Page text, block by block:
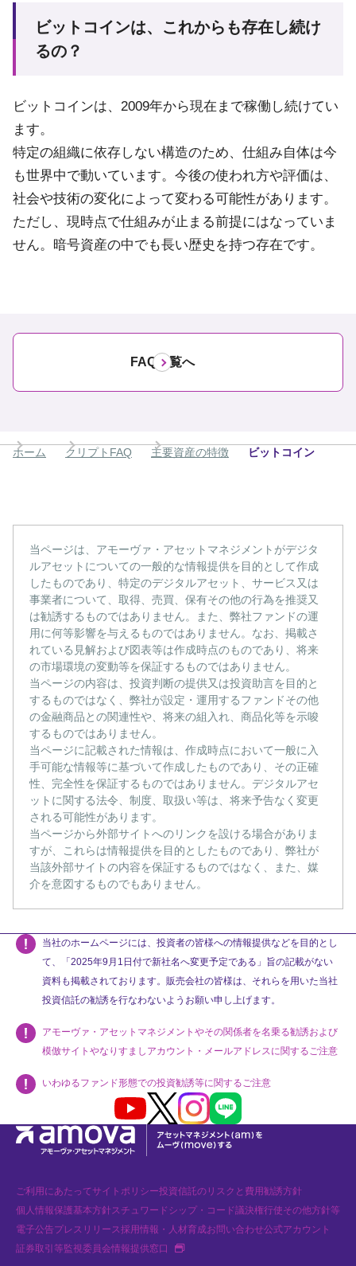
ビットコインは、これからも存在し続け
るの？
ビットコインは、2009年から現在まで稼働し続けてい
ます。
特定の組織に依存しない構造のため、仕組み自体は今
も世界中で動いています。今後の使われ方や評価は、
社会や技術の変化によって変わる可能性があります。
ただし、現時点で仕組みが止まる前提にはなっていま
せん。暗号資産の中でも長い歴史を持つ存在です。
FAQ一覧へ
ホーム クリプトFAQ 主要資産の特徴 ビットコイン
当ページは、アモーヴァ・アセットマネジメントがデジタ
ルアセットについての一般的な情報提供を目的として作成
したものであり、特定のデジタルアセット、サービス又は
事業者について、取得、売買、保有その他の行為を推奨又
は勧誘するものではありません。また、弊社ファンドの運
用に何等影響を与えるものではありません。なお、掲載さ
れている見解および図表等は作成時点のものであり、将来
の市場環境の変動等を保証するものではありません。
当ページの内容は、投資判断の提供又は投資助言を目的と
するものではなく、弊社が設定・運用するファンドその他
の金融商品との関連性や、将来の組入れ、商品化等を示唆
するものではありません。
当ページに記載された情報は、作成時点において一般に入
手可能な情報等に基づいて作成したものであり、その正確
性、完全性を保証するものではありません。デジタルアセ
ットに関する法令、制度、取扱い等は、将来予告なく変更
される可能性があります。
当ページから外部サイトへのリンクを設ける場合がありま
すが、これらは情報提供を目的としたものであり、弊社が
当該外部サイトの内容を保証するものではなく、また、媒
介を意図するものでもありません。
当社のホームページには、投資者の皆様への情報提供などを目的とし
て、「2025年9月1日付で新社名へ変更予定である」旨の記載がない
資料も掲載されております。販売会社の皆様は、それらを用いた当社
投資信託の勧誘を行なわないようお願い申し上げます。
アモーヴァ・アセットマネジメントやその関係者を名乗る勧誘および
模倣サイトやなりすましアカウント・メールアドレスに関するご注意
いわゆるファンド形態での投資勧誘等に関するご注意
Youtube X InstagramLINE
ご利用にあたってサイトポリシー投資信託のリスクと費用勧誘方針
個人情報保護基本方針スチュワードシップ・コード議決権行使その他方針等
電子公告プレスリリース採用情報・人材育成お問い合わせ公式アカウント
証券取引等監視委員会情報提供窓口